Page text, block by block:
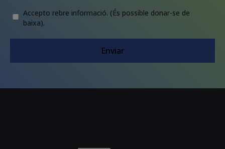
Newsletter
Accepto rebre informació. (És possible donar-se de
baixa).
CAPTCHA